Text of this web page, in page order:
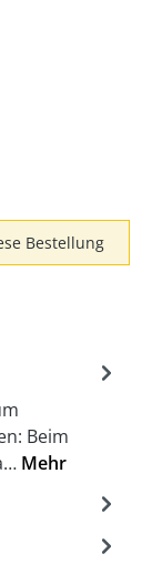
Bestellung
Beim
Mehr